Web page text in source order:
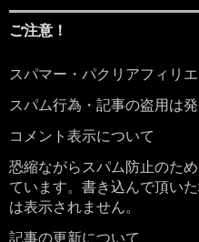
ご注意！
スパマー・パクリアフィリ
スパム行為・記事の盗用は
コメント表示について
恐縮ながらスパム防止のた
ています。書き込んで頂い
は表示されません。
記事の更新について